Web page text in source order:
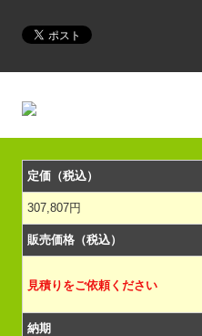
定価（税込）
307,807円
販売価格（税込）
見積りをご依頼ください
納期